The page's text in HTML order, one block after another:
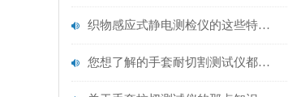
织物感应式静电测检仪的这些特点很少有人都知道
您想了解的手套耐切割测试仪都在这里了